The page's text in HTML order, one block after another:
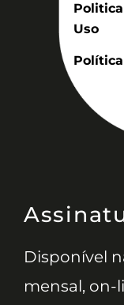
Uso
Disponível
mensal, on-